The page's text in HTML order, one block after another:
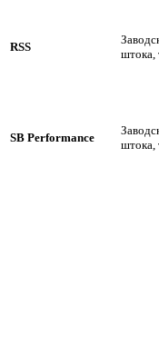
RSS
штока,
SB Performance
штока,